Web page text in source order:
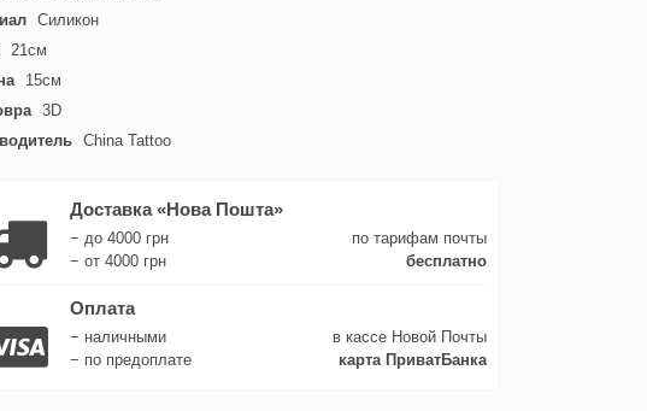
Силикон
21см
15см
3D
China Tattoo
Доставка «Нова Пошта»
− до 4000 грн
по тарифам почты
− от 4000 грн
бесплатно
Оплата
− наличными
в кассе Новой Почты
− по предоплате
карта ПриватБанка